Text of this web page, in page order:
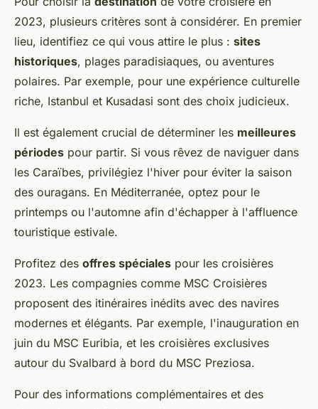
2023, plusieurs critères sont à considérer. En premier
lieu, identifiez ce qui vous attire le plus : sites
historiques, plages paradisiaques, ou aventures
polaires. Par exemple, pour une expérience culturelle
riche, Istanbul et Kusadasi sont des choix judicieux.
Il est également crucial de déterminer les meilleures
périodes pour partir. Si vous rêvez de naviguer dans
les Caraïbes, privilégiez l'hiver pour éviter la saison
des ouragans. En Méditerranée, optez pour le
printemps ou l'automne afin d'échapper à l'affluence
touristique estivale.
Profitez des offres spéciales pour les croisières
2023. Les compagnies comme MSC Croisières
proposent des itinéraires inédits avec des navires
modernes et élégants. Par exemple, l'inauguration en
juin du MSC Euribia, et les croisières exclusives
autour du Svalbard à bord du MSC Preziosa.
Pour des informations complémentaires et des